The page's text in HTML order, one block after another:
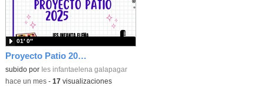
Proyecto Patio 2025/2026
subido por Ies infantaelena galapagar
01′ 0″
-hace un mes- 17 visualizaciones